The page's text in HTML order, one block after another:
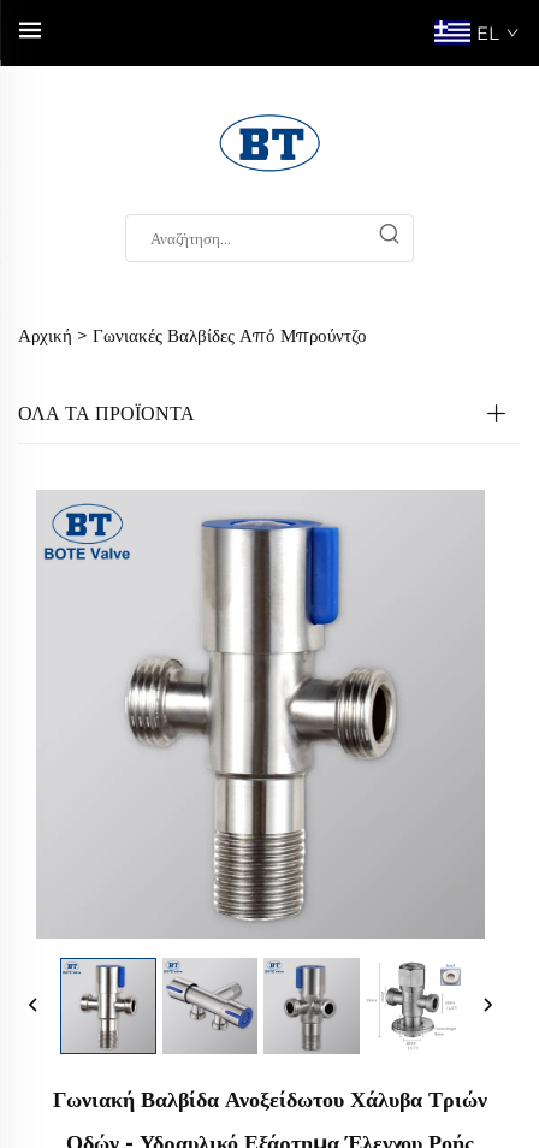
EL
Αρχική > Γωνιακές Βαλβίδες Από Μπρούντζο
ΟΛΑ ΤΑ ΠΡΟΪΟΝΤΑ
Γωνιακή Βαλβίδα Ανοξείδωτου Χάλυβα Τριών
Οδών - Υδραυλικό Εξάρτημα Έλεγχου Ροής